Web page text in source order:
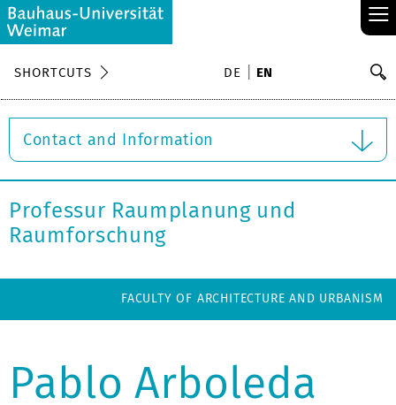
≡
SHORTCUTS DE EN
Contact and Information
Professur Raumplanung und
Raumforschung
FACULTY OF ARCHITECTURE AND URBANISM
Pablo Arboleda